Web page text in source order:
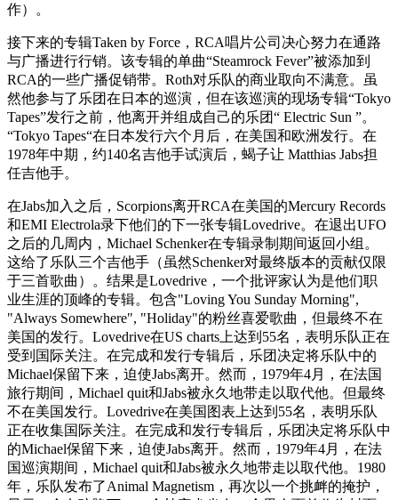
作）。
接下来的专辑Taken by Force，RCA唱片公司决心努力在通路
与广播进行行销。该专辑的单曲“Steamrock Fever”被添加到
RCA的一些广播促销带。Roth对乐队的商业取向不满意。虽
然他参与了乐团在日本的巡演，但在该巡演的现场专辑“Tokyo
Tapes”发行之前，他离开并组成自己的乐团“ Electric Sun ”。
“Tokyo Tapes“在日本发行六个月后，在美国和欧洲发行。在
1978年中期，约140名吉他手试演后，蝎子让 Matthias Jabs担
任吉他手。
在Jabs加入之后，Scorpions离开RCA在美国的Mercury Records
和EMI Electrola录下他们的下一张专辑Lovedrive。在退出UFO
之后的几周内，Michael Schenker在专辑录制期间返回小组。
这给了乐队三个吉他手（虽然Schenker对最终版本的贡献仅限
于三首歌曲）。结果是Lovedrive，一个批评家认为是他们职
业生涯的顶峰的专辑。包含"Loving You Sunday Morning",
"Always Somewhere", "Holiday"的粉丝喜爱歌曲，但最终不在
美国的发行。Lovedrive在US charts上达到55名，表明乐队正在
受到国际关注。在完成和发行专辑后，乐团决定将乐队中的
Michael保留下来，迫使Jabs离开。然而，1979年4月，在法国
旅行期间，Michael quit和Jabs被永久地带走以取代他。但最终
不在美国发行。Lovedrive在美国图表上达到55名，表明乐队
正在收集国际关注。在完成和发行专辑后，乐团决定将乐队中
的Michael保留下来，迫使Jabs离开。然而，1979年4月，在法
国巡演期间，Michael quit和Jabs被永久地带走以取代他。1980
年，乐队发布了Animal Magnetism，再次以一个挑衅的掩护，